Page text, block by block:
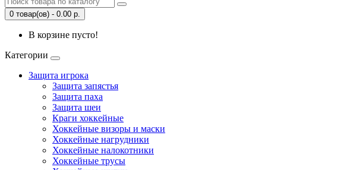
0 товар(ов) - 0.00 р.
В корзине пусто!
Категории
Защита игрока
Защита запястья
Защита паха
Защита шеи
Краги хоккейные
Хоккейные визоры и маски
Хоккейные нагрудники
Хоккейные налокотники
Хоккейные трусы